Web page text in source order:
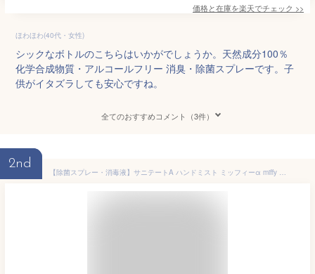
価格と在庫を楽天でチェック >>
ほわほわ(40代・女性)
シックなボトルのこちらはいかがでしょうか。天然成分100％
化学合成物質・アルコールフリー 消臭・除菌スプレーです。子
供がイタズラしても安心ですね。
全てのおすすめコメント（3件）
2nd
【除菌スプレー・消毒液】サニテートA ハンドミスト ミッフィーα miffy 300ml 1本（除菌・手指消毒剤・コロナウイルス・コロナウィルス・対策・LION・ミッフィー・かわいい・おしゃれ・シンプル）ライオン